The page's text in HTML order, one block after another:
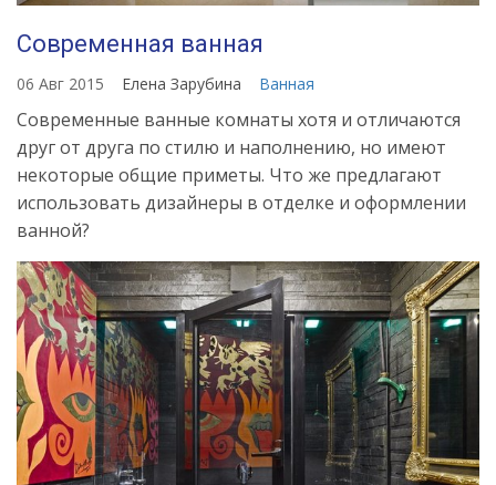
Современная ванная
06 Авг 2015 Елена Зарубина Ванная
Современные ванные комнаты хотя и отличаются
друг от друга по стилю и наполнению, но имеют
некоторые общие приметы. Что же предлагают
использовать дизайнеры в отделке и оформлении
ванной?